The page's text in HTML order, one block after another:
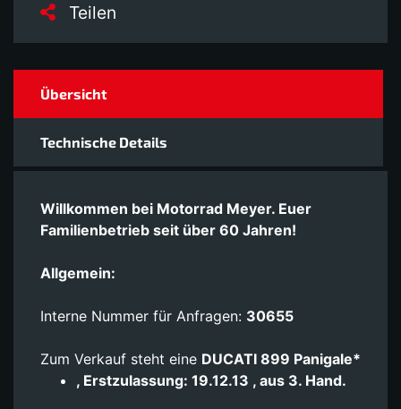
Teilen
Übersicht
Technische Details
Willkommen bei Motorrad Meyer. Euer
Familienbetrieb seit über 60 Jahren!
Allgemein:
Interne Nummer für Anfragen: 30655
Zum Verkauf steht eine DUCATI 899 Panigale*
, Erstzulassung: 19.12.13 , aus 3. Hand.